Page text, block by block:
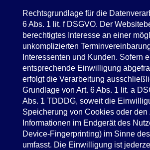
Rechtsgrundlage für die
6 Abs. 1 lit. f DSGVO. Der
berechtigtes Interesse an einer
unkomplizierten
Interessenten und Kunden. Sofern
entsprechende Einwilligung
erfolgt die Verarbeitung
Grundlage von Art. 6 Abs. 1 lit. a
Abs. 1 TDDDG, soweit die
Speicherung von Cookies oder den
Informationen im Endgerät des
Device-Fingerprinting) im Sinne
umfasst. Die Einwilligung ist